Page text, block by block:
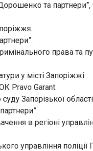
та партнери”,
права та
у місті Запоріжжі.
Pravo Garant.
Запорізької
в регіоні
управління